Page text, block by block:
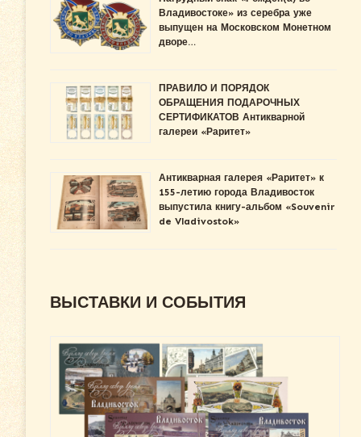
Владивостоке» из серебра уже
выпущен на Московском Монетном
дворе…
ПРАВИЛО И ПОРЯДОК
ОБРАЩЕНИЯ ПОДАРОЧНЫХ
СЕРТИФИКАТОВ Антикварной
галереи «Раритет»
Антикварная галерея «Раритет» к
155-летию города Владивосток
выпустила книгу-альбом «Souvenir
de Vladivostok»
ВЫСТАВКИ И СОБЫТИЯ